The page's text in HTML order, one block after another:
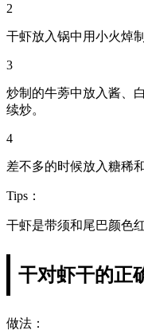
2
干虾放入锅中用小火焯
3
炒制的牛蒡中放入酱、
续炒。
4
差不多的时候放入糖稀
Tips：
干虾是带须和尾巴颜色
干对虾干的正
做法：